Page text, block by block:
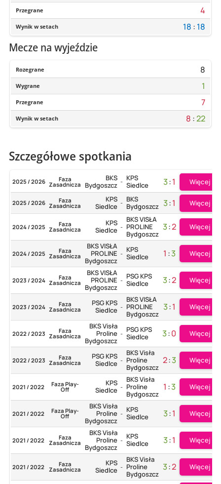
Przegrane 4
Wynik w setach 18 : 18
Mecze na wyjeździe
Rozegrane 8
Wygrane 1
Przegrane 7
Wynik w setach 8 :22
Szczegółowe spotkania
2025 / 2026 Faza
Zasadnicza
BKS
Bydgoszcz - KPS
Siedlce
3:1 Więcej
2025 / 2026 Faza
Zasadnicza
KPS
Siedlce - BKS
Bydgoszcz 3:1 Więcej
2024 / 2025 Faza
Zasadnicza
KPS
Siedlce -
BKS VISŁA
PROLINE
Bydgoszcz
3:2 Więcej
2024 / 2025 Faza
Zasadnicza
BKS VISŁA
PROLINE
Bydgoszcz
- KPS
Siedlce
1 :3 Więcej
2023 / 2024 Faza
Zasadnicza
BKS VISŁA
PROLINE
Bydgoszcz
- PSG KPS
Siedlce
3:2 Więcej
2023 / 2024 Faza
Zasadnicza
PSG KPS
Siedlce -
BKS VISŁA
PROLINE
Bydgoszcz
3:1 Więcej
2022 / 2023 Faza
Zasadnicza
BKS Visła
Proline
Bydgoszcz
- PSG KPS
Siedlce
3:0 Więcej
2022 / 2023 Faza
Zasadnicza
PSG KPS
Siedlce -
BKS Visła
Proline
Bydgoszcz
2:3 Więcej
2021 / 2022 Faza Play-
Off
KPS
Siedlce -
BKS Visła
Proline
Bydgoszcz
1 :3 Więcej
2021 / 2022 Faza Play-
Off
BKS Visła
Proline
Bydgoszcz
- KPS
Siedlce
3:1 Więcej
2021 / 2022 Faza
Zasadnicza
BKS Visła
Proline
Bydgoszcz
- KPS
Siedlce
3:1 Więcej
2021 / 2022 Faza
Zasadnicza
KPS
Siedlce -
BKS Visła
Proline
Bydgoszcz
3:2 Więcej